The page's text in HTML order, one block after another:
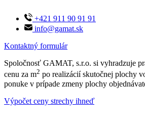
+421 911 90 91 91
info@gamat.sk
Kontaktný formulár
Spoločnosť GAMAT, s.r.o. si vyhradzuje
cenu za m2 po realizácií skutočnej plochy
ponuke v prípade zmeny plochy
Výpočet ceny strechy ihneď